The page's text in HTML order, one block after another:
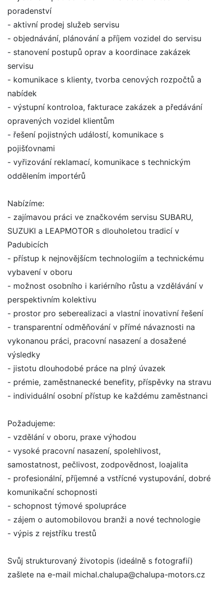
poradenství
- aktivní prodej služeb servisu
- objednávání, plánování a příjem vozidel do servisu
- stanovení postupů oprav a koordinace zakázek
servisu
- komunikace s klienty, tvorba cenových rozpočtů a
nabídek
- výstupní kontroloa, fakturace zakázek a předávání
opravených vozidel klientům
- řešení pojistných událostí, komunikace s
pojišťovnami
- vyřizování reklamací, komunikace s technickým
oddělením importérů
Nabízíme:
- zajímavou práci ve značkovém servisu SUBARU,
SUZUKI a LEAPMOTOR s dlouholetou tradicí v
Padubicích
- přístup k nejnovějšícm technologiím a technickému
vybavení v oboru
- možnost osobního i kariérního růstu a vzdělávání v
perspektivním kolektivu
- prostor pro seberealizaci a vlastní inovativní řešení
- transparentní odměňování v přímé návaznosti na
vykonanou práci, pracovní nasazení a dosažené
výsledky
- jistotu dlouhodobé práce na plný úvazek
- prémie, zaměstnanecké benefity, příspěvky na stravu
- individuální osobní přístup ke každému zaměstnanci
Požadujeme:
- vzdělání v oboru, praxe výhodou
- vysoké pracovní nasazení, spolehlivost,
samostatnost, pečlivost, zodpovědnost, loajalita
- profesionální, příjemné a vstřícné vystupování, dobré
komunikační schopnosti
- schopnost týmové spolupráce
- zájem o automobilovou branži a nové technologie
- výpis z rejstříku trestů
Svůj strukturovaný životopis (ideálně s fotografií)
zašlete na e-mail michal.chalupa@chalupa-motors.cz